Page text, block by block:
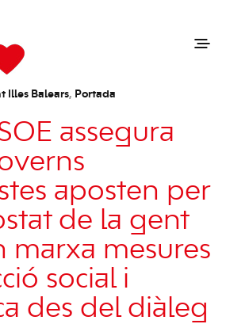
Illes Balears, Portada
assegura
aposten per
de la gent
marxa mesures
social i
des del diàleg